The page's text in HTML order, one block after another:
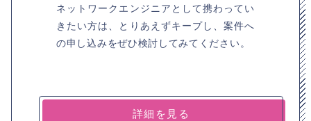
ネットワークエンジニアとして携わってい
きたい方は、とりあえずキープし、案件へ
の申し込みをぜひ検討してみてください。
詳細を見る